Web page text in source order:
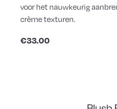
voor het nauwkeurig
crème texturen.
€33.00